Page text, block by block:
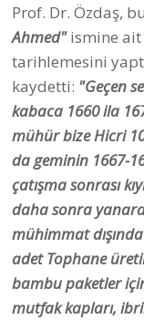
Prof. Dr. Özdaş,
Ahmed"ismine ait
tarihlemesini
kaydetti: "Geçen
kabaca 1660 ila
mühür bize Hicri
da geminin 1667-
çatışma sonrası
daha sonra
mühimmat
adet Tophane
bambu paketler
mutfak kapları,